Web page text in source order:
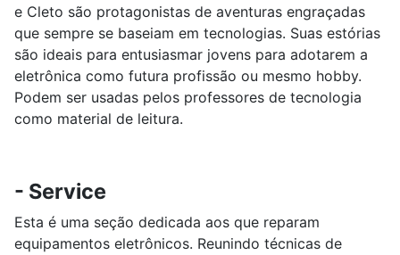
e Cleto são protagonistas de aventuras engraçadas
que sempre se baseiam em tecnologias. Suas estórias
são ideais para entusiasmar jovens para adotarem a
eletrônica como futura profissão ou mesmo hobby.
Podem ser usadas pelos professores de tecnologia
como material de leitura.
- Service
Esta é uma seção dedicada aos que reparam
equipamentos eletrônicos. Reunindo técnicas de